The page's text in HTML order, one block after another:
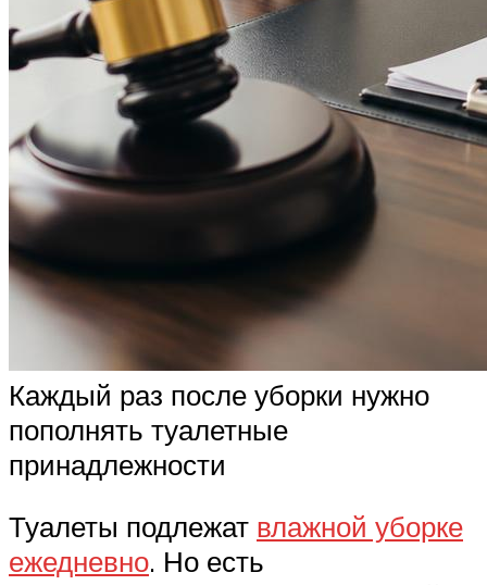
Каждый раз после уборки нужно
пополнять туалетные
принадлежности
Туалеты подлежат влажной уборке
ежедневно. Но есть